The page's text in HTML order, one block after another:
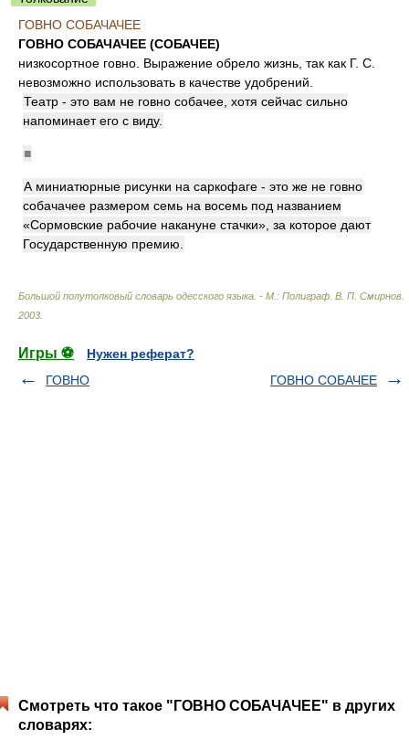
ГОВНО СОБАЧАЧЕЕ
ГОВНО СОБАЧАЧЕЕ (СОБАЧЕЕ)
низкосортное говно. Выражение обрело жизнь, так как Г. С.
невозможно использовать в качестве удобрений.
Театр - это вам не говно собачее, хотя сейчас сильно
напоминает его с виду.
■
А миниатюрные рисунки на саркофаге - это же не говно
собачачее размером семь на восемь под названием
«Сормовские рабочие накануне стачки», за которое дают
Государственную премию.
Большой полутолковый словарь одесского языка. - М.: Полиграф В. П. Смирнов
2003
Игры ⚽
Нужен реферат?
ГОВНО
ГОВНО СОБАЧЕЕ
Смотреть что такое "ГОВНО СОБАЧАЧЕЕ" в других
словарях: